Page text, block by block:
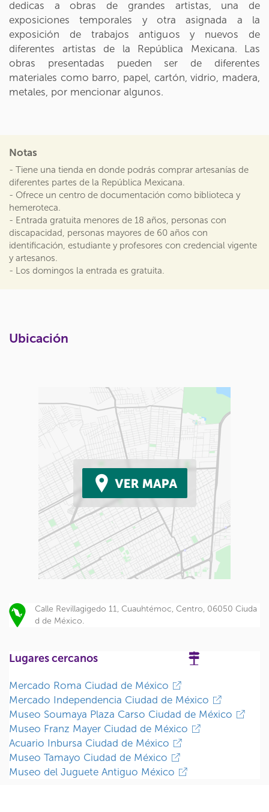
dedicas a obras de grandes artistas, una de
exposiciones temporales y otra asignada a la
exposición de trabajos antiguos y nuevos de
diferentes artistas de la República Mexicana. Las
obras presentadas pueden ser de diferentes
materiales como barro, papel, cartón, vidrio, madera,
metales, por mencionar algunos.
Notas
- Tiene una tienda en donde podrás comprar artesanías de
diferentes partes de la República Mexicana.
- Ofrece un centro de documentación como biblioteca y
hemeroteca.
- Entrada gratuita menores de 18 años, personas con
discapacidad, personas mayores de 60 años con
identificación, estudiante y profesores con credencial vigente
y artesanos.
- Los domingos la entrada es gratuita.
Ubicación
Calle Revillagigedo 11, Cuauhtémoc, Centro, 06050 Ciuda
d de México.
Lugares cercanos
Mercado Roma Ciudad de México
Mercado Independencia Ciudad de México
Museo Soumaya Plaza Carso Ciudad de México
Museo Franz Mayer Ciudad de México
Acuario Inbursa Ciudad de México
Museo Tamayo Ciudad de México
Museo del Juguete Antiguo México